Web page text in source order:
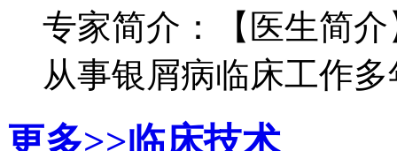
专家简介：【医生简
从事银屑病临床工作多
更多>>临床技术